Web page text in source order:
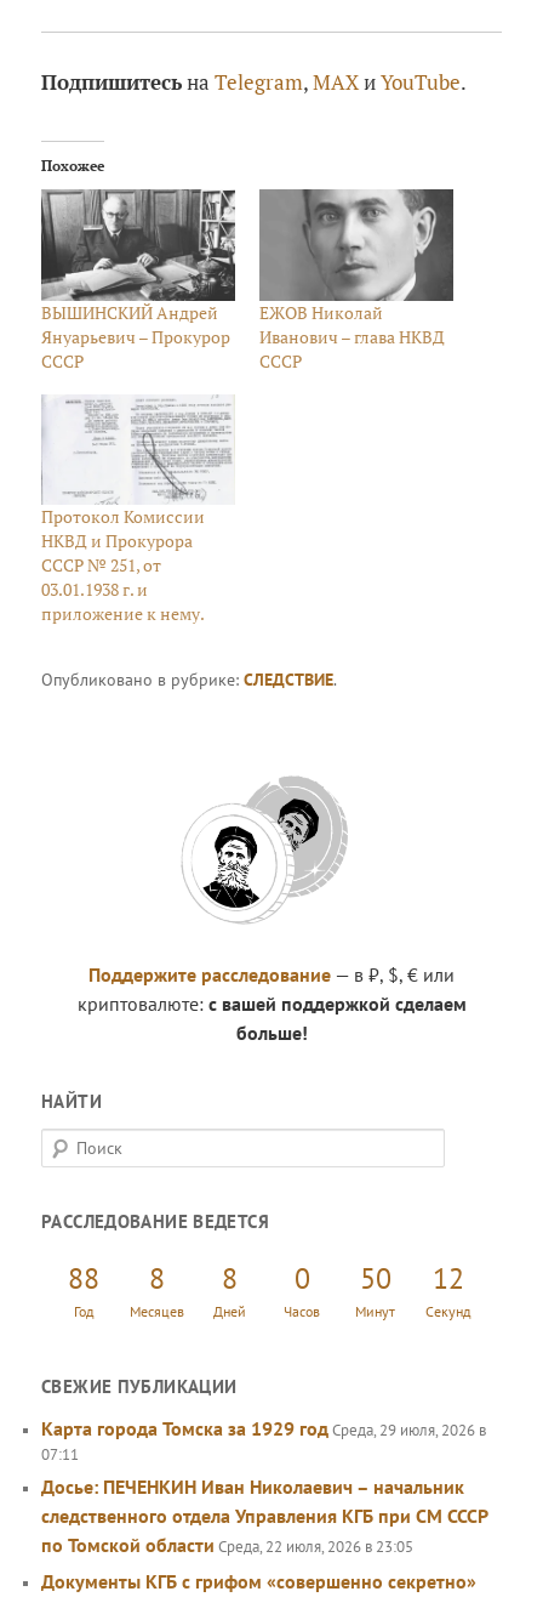
ПодпишитесьнаTelegram,MAXиYouTube.
Похожее
ВЫШИНСКИЙ Андрей
Януарьевич – Прокурор
СССР
ЕЖОВ Николай
Иванович – глава НКВД
СССР
Протокол Комиссии
НКВД и Прокурора
СССР № 251, от
03.01.1938 г. и
приложение к нему.
Опубликовано в рубрике:СЛЕДСТВИЕ.
Поддержите расследование — в ₽, $, € или
криптовалюте: с вашей поддержкой сделаем
больше!
НАЙТИ
П
о
с
РАССЛЕДОВАНИЕ ВЕДЕТСЯ
88
Год
8
Месяцев
8
Дней
0
Часов
50
Минут
12
Секунд
СВЕЖИЕ ПУБЛИКАЦИИ
Карта города Томска за 1929 годСреда, 29 июля, 2026 в
07:11
Досье: ПЕЧЕНКИН Иван Николаевич – начальник
следственного отдела Управления КГБ при СМ СССР
по Томской области Среда, 22 июля, 2026 в 23:05
Документы КГБ с грифом «совершенно секретно»